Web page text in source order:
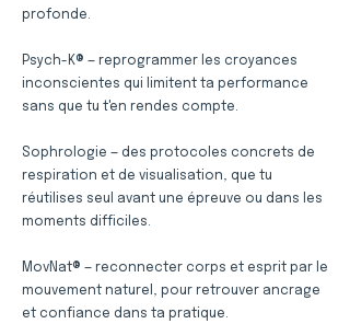
profonde.
Psych-K® — reprogrammer les croyances
inconscientes qui limitent ta performance
sans que tu t'en rendes compte.
Sophrologie — des protocoles concrets de
respiration et de visualisation, que tu
réutilises seul avant une épreuve ou dans les
moments difficiles.
MovNat® — reconnecter corps et esprit par le
mouvement naturel, pour retrouver ancrage
et confiance dans ta pratique.